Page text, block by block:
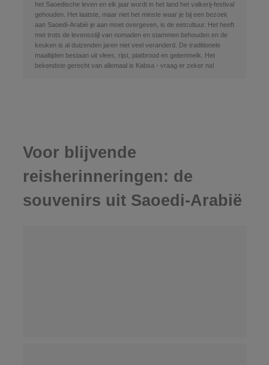
het Saoedische leven en elk jaar wordt in het land het valkerij-festival
gehouden. Het laatste, maar niet het minste waar je bij een bezoek
aan Saoedi-Arabië je aan moet overgeven, is de eetcultuur. Het heeft
met trots de levensstijl van nomaden en stammen behouden en de
keuken is al duizenden jaren niet veel veranderd. De traditionele
maaltijden bestaan uit vlees, rijst, platbrood en geitenmelk. Het
bekendste gerecht van allemaal is Kabsa - vraag er zeker na!
Voor blijvende
reisherinneringen: de
souvenirs uit Saoedi-Arabië